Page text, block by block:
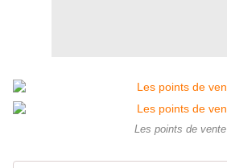
Les points de vente